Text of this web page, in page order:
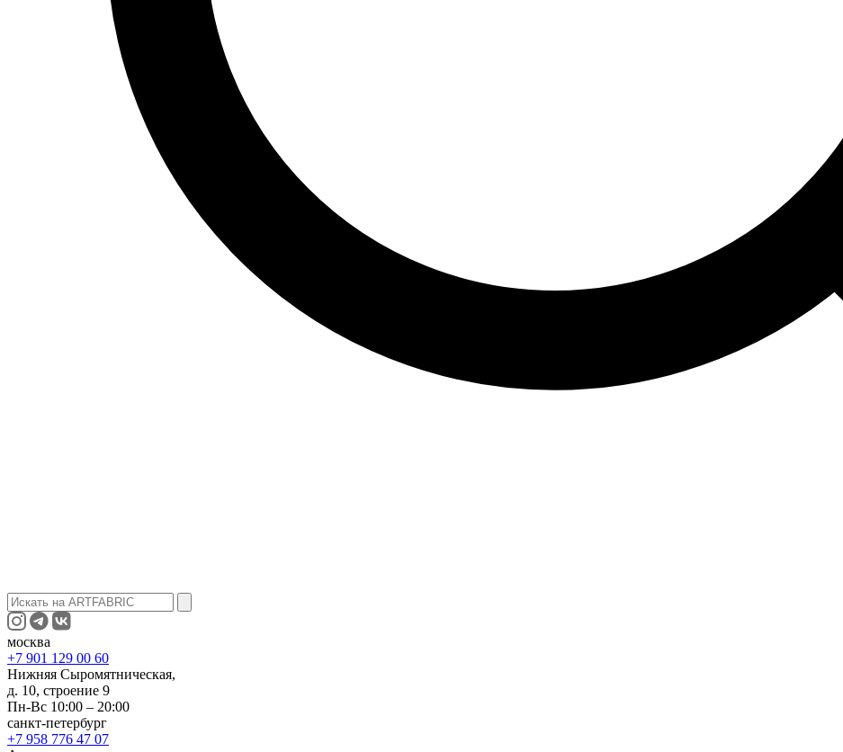
москва
+7 901 129 00 60
Нижняя Сыромятническая,
д. 10, строение 9
Пн-Вс 10:00 – 20:00
санкт-петербург
+7 958 776 47 07